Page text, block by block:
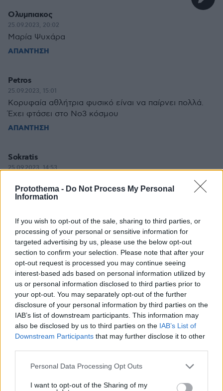
Protothema - Do Not Process My Personal
Information
If you wish to opt-out of the sale, sharing to third parties, or
processing of your personal or sensitive information for
targeted advertising by us, please use the below opt-out
section to confirm your selection. Please note that after your
opt-out request is processed you may continue seeing
interest-based ads based on personal information utilized by
us or personal information disclosed to third parties prior to
your opt-out. You may separately opt-out of the further
disclosure of your personal information by third parties on the
IAB’s list of downstream participants. This information may
also be disclosed by us to third parties on the IAB’s List of
Downstream Participants that may further disclose it to other
Please note that this website/app uses one or more Google
not limited to your visit or usage behaviour. You may click to
Personal Data Processing Opt Outs
I want to opt-out of the Sharing of my
Ολυμπιακος
25.09.2023, 20:02
Μαρία Ψυχάρα
ΑΠΑΝΤΗΣΗ
Petros
25.09.2023, 15:01
Κορυφαία αθλήτρια φυσικό είναι να παίρνει πολλά.
Έχει φτάσει στο Νο3 κόσμου
ΑΠΑΝΤΗΣΗ
Sokratis
25.09.2023, 14:53
ΑΠΑΝΤΗΣΗ
Dimitris
25.09.2023, 14:36
τεράστια αθλήτρια και της αξίζουν όλα αυτά. Εάν δει
κανείς την κατάταξη είναι στο Νο70 της σχετικής
λίστας.
ΑΠΑΝΤΗΣΗ
Μαρια
για να τα κερδίσει και έχει στερηθεί πολλά. Αυτά